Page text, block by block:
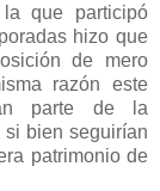
que participó
hizo que
de mero
razón este
parte de la
bien seguirían
patrimonio de